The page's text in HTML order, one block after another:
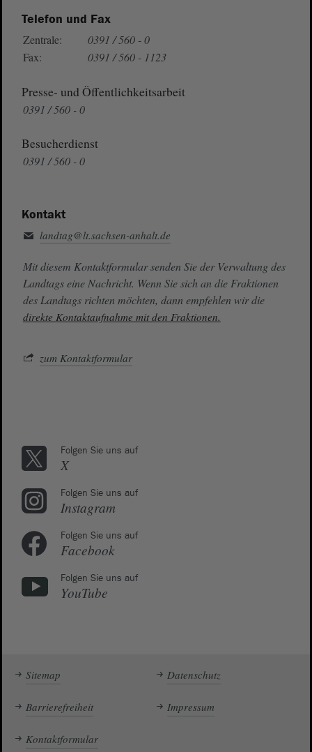
Telefon und Fax
Zentrale:
0391 / 560 - 0
Fax:
0391 / 560 - 1123
Presse- und Öffentlichkeitsarbeit
0391 / 560 - 0
Besucherdienst
0391 / 560 - 0
Kontakt
landtag@lt.sachsen-anhalt.de
Mit diesem Kontaktformular senden Sie der Verwaltung des
Landtags eine Nachricht. Wenn Sie sich an die Fraktionen
des Landtags richten möchten, dann empfehlen wir die
direkte Kontaktaufnahme mit den Fraktionen.
zum Kontaktformular
Folgen Sie uns auf
X
Folgen Sie uns auf
Instagram
Folgen Sie uns auf
Facebook
Folgen Sie uns auf
YouTube
Sitemap Datenschutz
Barrierefreiheit Impressum
Kontaktformular